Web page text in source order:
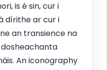
is é sin, cur i
dírithe ar cur i
an transience na
An iconography